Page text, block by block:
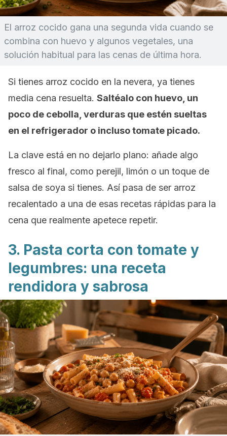
El arroz cocido gana una segunda vida cuando se
combina con huevo y algunos vegetales, una
solución habitual para las cenas de última hora.
Si tienes arroz cocido en la nevera, ya tienes
media cena resuelta. Saltéalo con huevo, un
poco de cebolla, verduras que estén sueltas
en el refrigerador o incluso tomate picado.
La clave está en no dejarlo plano: añade algo
fresco al final, como perejil, limón o un toque de
salsa de soya si tienes. Así pasa de ser arroz
recalentado a una de esas recetas rápidas para la
cena que realmente apetece repetir.
3. Pasta corta con tomate y
legumbres: una receta
rendidora y sabrosa